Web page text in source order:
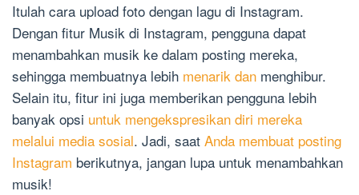
Itulah cara upload foto dengan lagu di Instagram.
Dengan fitur Musik di Instagram, pengguna dapat
menambahkan musik ke dalam posting mereka,
sehingga membuatnya lebih menarik dan menghibur.
Selain itu, fitur ini juga memberikan pengguna lebih
banyak opsi untuk mengekspresikan diri mereka
melalui media sosial. Jadi, saat Anda membuat posting
Instagram berikutnya, jangan lupa untuk menambahkan
musik!